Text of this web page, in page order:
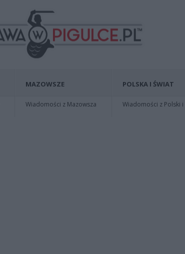
MAZOWSZE
Wiadomości z Mazowsza
POLSKA I ŚWIAT
Wiadomości z Polski i